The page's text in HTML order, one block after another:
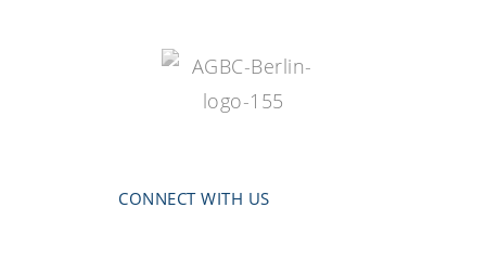
CONNECT WITH US